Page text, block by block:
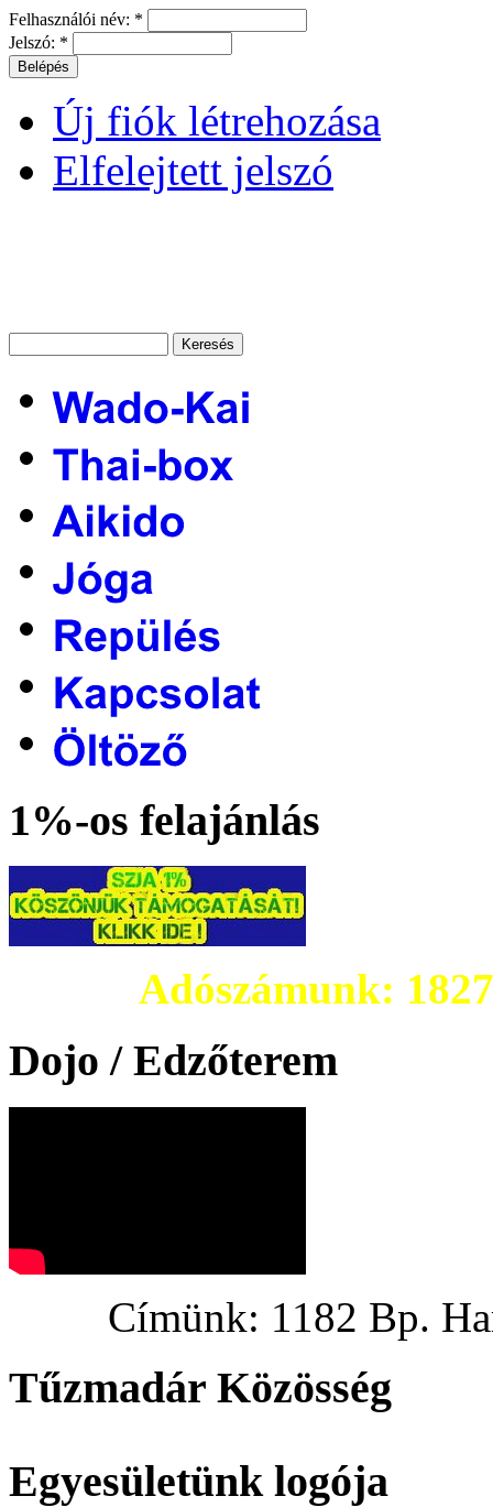
Felhasználói név: *
Jelszó: *
Új fiók létrehozása
Elfelejtett jelszó
1%-os felajánlás
Adószámunk:
Dojo / Edzőterem
Címünk: 1182 Bp.
Tűzmadár Közösség
Egyesületünk logója